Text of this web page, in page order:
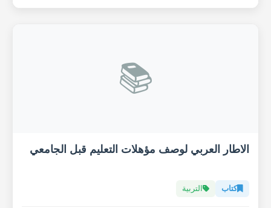
📚
الاطار العربي لوصف مؤهلات التعليم قبل الجامعي
كتاب التربية